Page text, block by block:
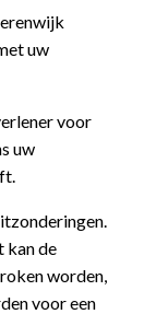
uw
voor
uw
kan de
worden,
voor een